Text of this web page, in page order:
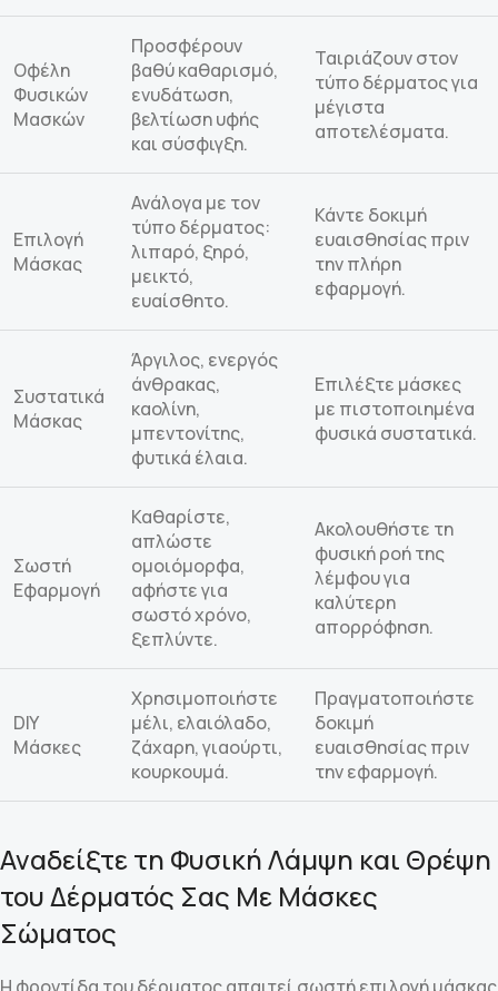
Οφέλη
Φυσικών
Μασκών
Προσφέρουν
βαθύ καθαρισμό,
ενυδάτωση,
βελτίωση υφής
και σύσφιγξη.
Ταιριάζουν στον
τύπο δέρματος για
μέγιστα
αποτελέσματα.
Επιλογή
Μάσκας
Ανάλογα με τον
τύπο δέρματος:
λιπαρό, ξηρό,
μεικτό,
ευαίσθητο.
Κάντε δοκιμή
ευαισθησίας πριν
την πλήρη
εφαρμογή.
Συστατικά
Μάσκας
Άργιλος, ενεργός
άνθρακας,
καολίνη,
μπεντονίτης,
φυτικά έλαια.
Επιλέξτε μάσκες
με πιστοποιημένα
φυσικά συστατικά.
Σωστή
Εφαρμογή
Καθαρίστε,
απλώστε
ομοιόμορφα,
αφήστε για
σωστό χρόνο,
ξεπλύντε.
Ακολουθήστε τη
φυσική ροή της
λέμφου για
καλύτερη
απορρόφηση.
DIY
Μάσκες
Χρησιμοποιήστε
μέλι, ελαιόλαδο,
ζάχαρη, γιαούρτι,
κουρκουμά.
Πραγματοποιήστε
δοκιμή
ευαισθησίας πριν
την εφαρμογή.
Αναδείξτε τη Φυσική Λάμψη και Θρέψη
του Δέρματός Σας Με Μάσκες
Σώματος